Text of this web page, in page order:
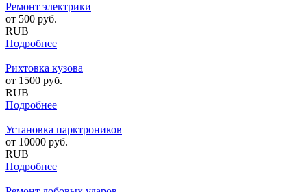
Ремонт электрики
от 500 руб.
RUB
Подробнее
Рихтовка кузова
от 1500 руб.
RUB
Подробнее
Установка парктроников
от 10000 руб.
RUB
Подробнее